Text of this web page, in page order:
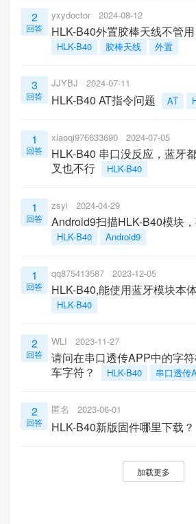
2
回答
yxydoctor 2024-08-12
HLK-B40外置胶棒天线不管用
HLK-B40 胶棒天线 外置
3
回答
JJYBJ 2024-07-11
HLK-B40 AT指令问题 AT
1
回答
xiaoqi976633690 2024-07-05
HLK-B40 串口没反应，蓝牙
叉也不行
HLK-B40
1
回答
zsyi 2024-04-29
Android9扫描HLK-B40模块
HLK-B40 Android9
1
回答
qq875413587 2023-12-05
HLK-B40,能使用蓝牙模块本
HLK-B40
2
回答
WLI 2023-11-27
请问在串口透传APP中的字
车字符？
HLK-B40 串口透传
2
回答
匿名 2023-06-01
HLK-B40新版固件哪里下载？
加载更多